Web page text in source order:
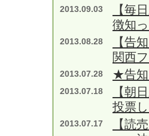
2013.09.03
【毎
徴知
2013.08.28
【告
関西
2013.07.28 ★告
2013.07.18
【朝
投票
2013.07.17
【読